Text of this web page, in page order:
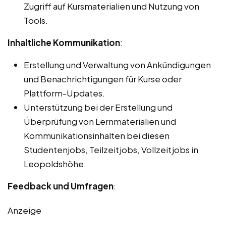
Zugriff auf Kursmaterialien und Nutzung von
Tools.
Inhaltliche Kommunikation:
Erstellung und Verwaltung von Ankündigungen
und Benachrichtigungen für Kurse oder
Plattform-Updates.
Unterstützung bei der Erstellung und
Überprüfung von Lernmaterialien und
Kommunikationsinhalten bei diesen
Studentenjobs, Teilzeitjobs, Vollzeitjobs in
Leopoldshöhe.
Feedback und Umfragen:
Anzeige